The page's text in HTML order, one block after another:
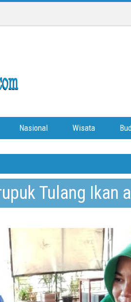
Nasional Wisata
Tulang Ikan